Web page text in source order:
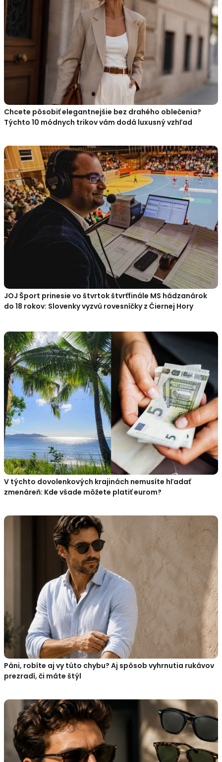
Chcete pôsobiť elegantnejšie bez drahého oblečenia?
Týchto 10 módnych trikov vám dodá luxusný vzhľad
JOJ Šport prinesie vo štvrtok štvrťfinále MS hádzanárok
do 18 rokov: Slovenky vyzvú rovesníčky z Čiernej Hory
V týchto dovolenkových krajinách nemusíte hľadať
zmenáreň: Kde všade môžete platiť eurom?
Páni, robíte aj vy túto chybu? Aj spôsob vyhrnutia rukávov
prezradí, či máte štýl